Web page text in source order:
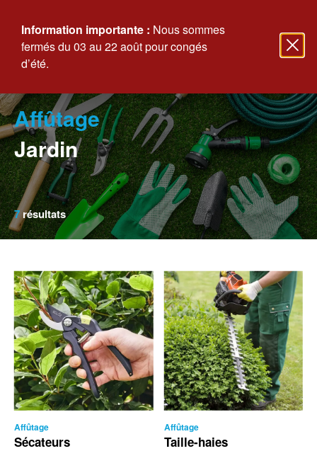
Affûtage
Jardin
7résultats
Affûtage
Sécateurs
Affûtage
Taille-haies
Information importante : Nous sommes
fermés du 03 au 22 août pour congés
d’été.